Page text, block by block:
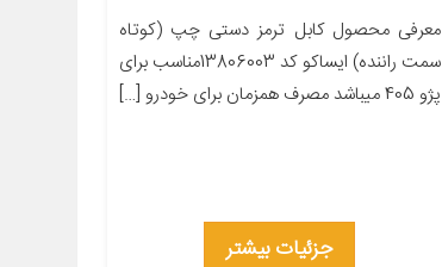
معرفی محصول کابل ترمز دستی چپ (کوتاه
سمت راننده) ایساکو کد 13806003مناسب برای
پژو 405 میباشد مصرف همزمان برای خودرو […]
جزئیات بیشتر